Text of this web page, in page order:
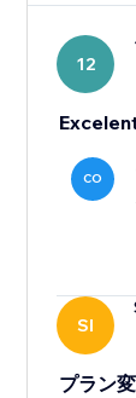
12
CO
SI
プラン